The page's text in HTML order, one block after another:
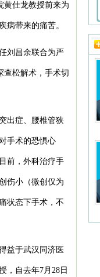
黄仕龙教授前来为
带来的痛苦。
刘昌余联合为严
查松解术，手术切
出症、腰椎管狭
手术的恐惧心
前，外科治疗手
伤小（微创仅为
状态下手术，不
益于武汉同济医
，自去年7月28日